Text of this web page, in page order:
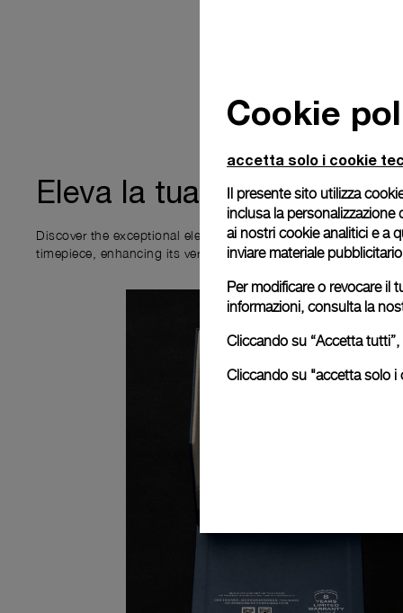
Eleva la tua esperienza
Discover the exceptional elements that accompany your new
timepiece, enhancing its versatility and your ownership
Cookie
accetta solo i cookie
Il presente sito utilizza
inclusa la
ai nostri cookie analitici e a
inviare materiale
Per modificare o revocare il
informazioni, consulta la
Cliccando su “Accetta
Cliccando su "accetta solo i